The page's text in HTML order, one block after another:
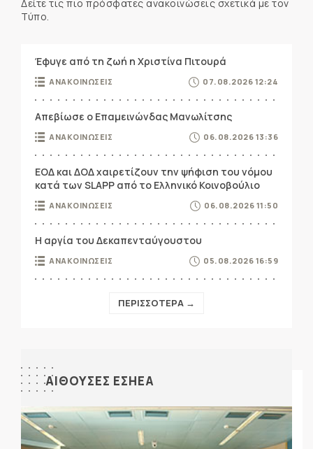
Δείτε τις πιο πρόσφατες ανακοινώσεις σχετικά με τον
Τύπο.
Έφυγε από τη ζωή η Χριστίνα Πιτουρά
ΑΝΑΚΟΙΝΩΣΕΙΣ 07.08.2026 12:24
Απεβίωσε ο Επαμεινώνδας Μανωλίτσης
ΑΝΑΚΟΙΝΩΣΕΙΣ 06.08.2026 13:36
ΕΟΔ και ΔΟΔ χαιρετίζουν την ψήφιση του νόμου
κατά των SLAPP από το Ελληνικό Κοινοβούλιο
ΑΝΑΚΟΙΝΩΣΕΙΣ 06.08.2026 11:50
Η αργία του Δεκαπενταύγουστου
ΑΝΑΚΟΙΝΩΣΕΙΣ 05.08.2026 16:59
ΠΕΡΙΣΣΟΤΕΡΑ →
ΑΙΘΟΥΣΕΣ ΕΣΗΕΑ